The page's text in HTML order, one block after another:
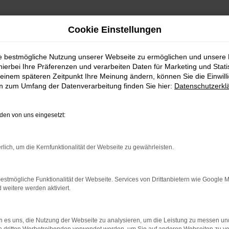
| Lieferservice nach Stuttgart
| Lieferservice
– IHR ŠKODA
suchen, empfehlen wir Ihnen einen Škoda Octavia
sich längst auf dem Weg zu einem Klassiker.
für Stuttgart im Autohaus Daub kaufen,
sind erst dann zufrieden, wenn keinerlei Mängel mehr
Cookie Einstellungen
bestmögliche Nutzung unserer Webseite zu ermöglichen und unsere
Ihre Präferenzen und verarbeiten Daten für Marketing und
späteren Zeitpunkt Ihre Meinung ändern, können Sie die
zum Umfang der Datenverarbeitung finden Sie hier:
von uns eingesetzt:
um die Kernfunktionalität der Webseite zu gewährleisten.
Funktionalität der Webseite. Services von Drittanbietern wie Google
weitere werden aktiviert.
es uns, die Nutzung der Webseite zu analysieren, um die Leistung zu messen